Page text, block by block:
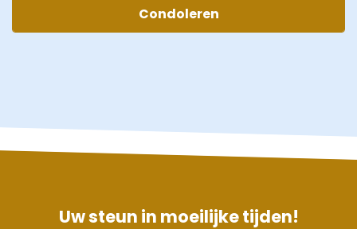
Uw steun in moeilijke tijden!